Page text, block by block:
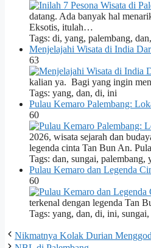
datang. Ada banyak hal
Eksotis, itulah…
Tags: di, yang, palembang,
Menjelajahi Wisata di India
63
kalian ya. Bagi yang ingin
Tags: yang, dan, di, ini
Pulau Kemaro Palembang:
60
2026, wisata sejarah dan
legenda cinta Tan Bun An.
Tags: dan, sungai, palembang,
Pulau Kemaro dan Legenda
60
terkenal dengan legenda Tan
Tags: yang, dan, di, ini,
Nikmatnya Kolak Durian